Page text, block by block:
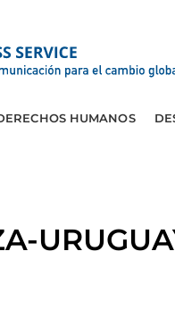
HUMANOS